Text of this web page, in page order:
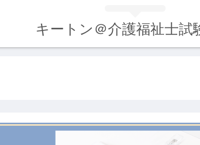
キートン＠介護福祉士試